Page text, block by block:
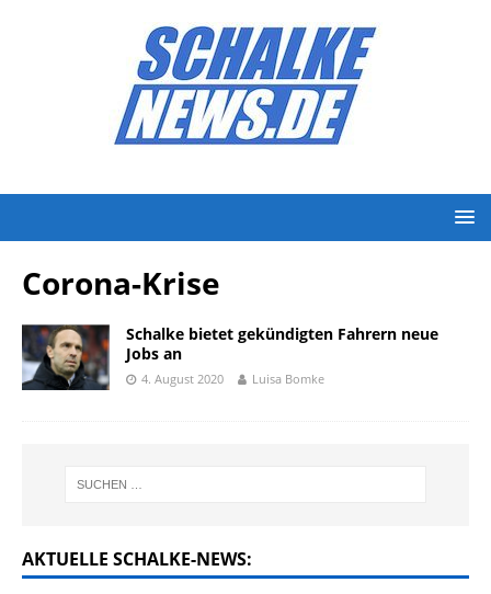
Corona-Krise
Schalke bietet gekündigten Fahrern neue
Jobs an
4. August 2020 Luisa Bomke
AKTUELLE SCHALKE-NEWS: